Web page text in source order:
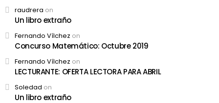
raudrera on
Un libro extraño
Fernando Vílchez on
Concurso Matemático: Octubre 2019
Fernando Vílchez on
LECTURANTE: OFERTA LECTORA PARA ABRIL
Soledad on
Un libro extraño